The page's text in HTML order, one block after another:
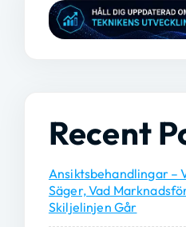
Recent
Ansiktsbehandlingar –
Säger, Vad
Skiljelinjen Går